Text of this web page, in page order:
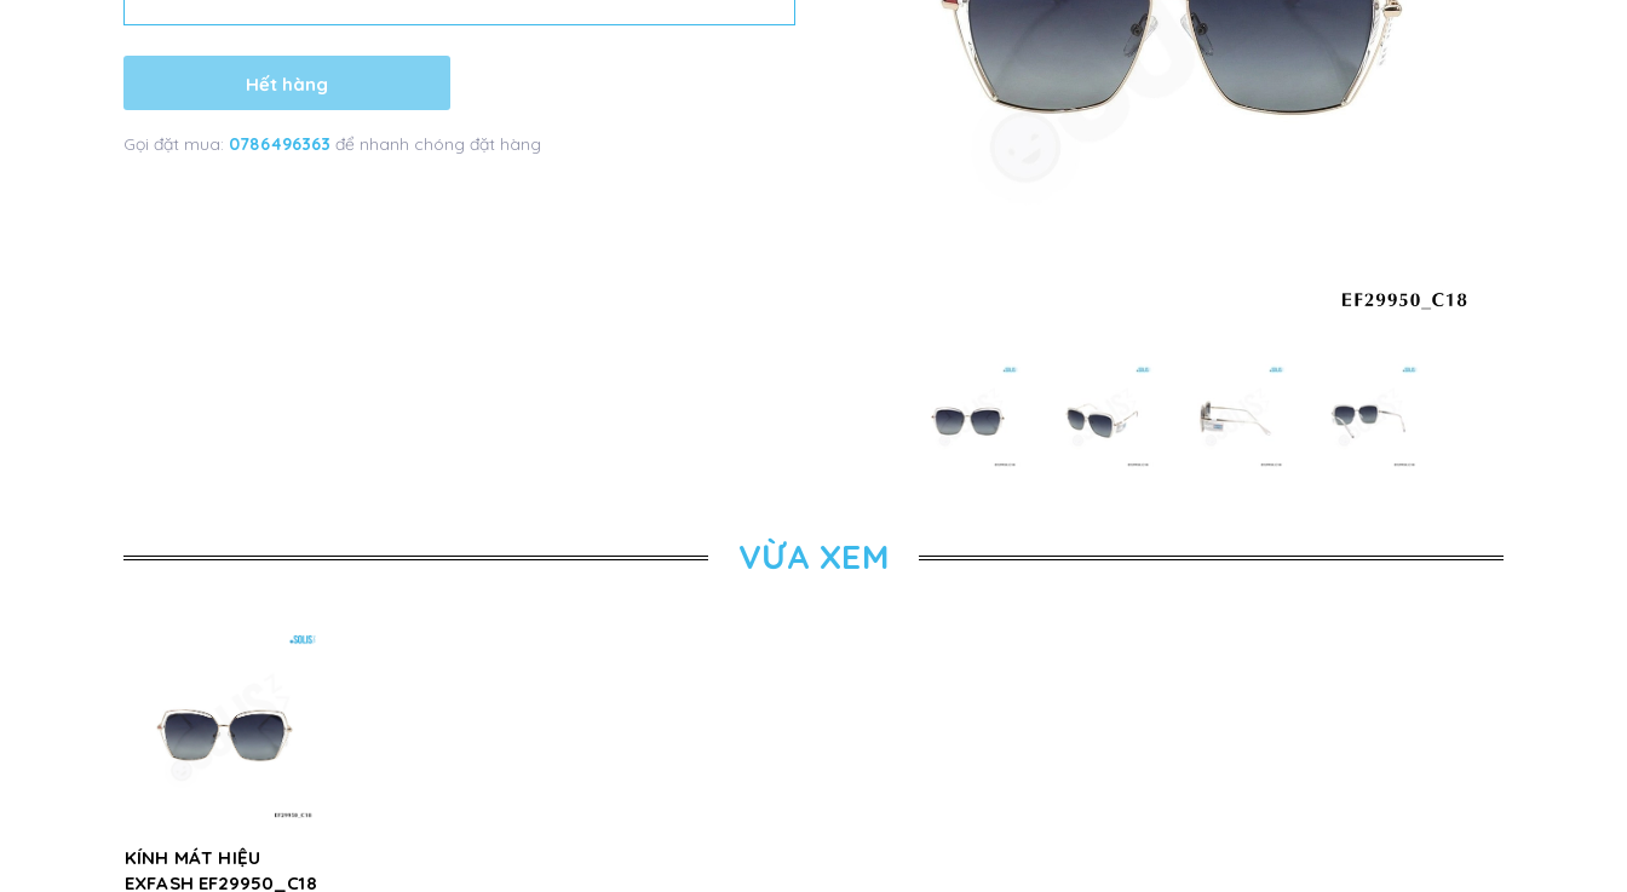
Hết hàng
Gọi đặt mua: 0786496363 để nhanh chóng đặt hàng
VỪA XEM
KÍNH MÁT HIỆU
EXFASH EF29950_C18